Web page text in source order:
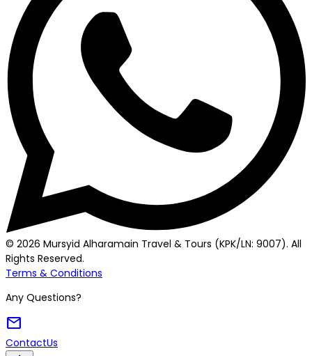
© 2026 Mursyid Alharamain Travel & Tours (KPK/LN: 9007). All
Rights Reserved.
Terms & Conditions
Any Questions?
mail
ContactUs